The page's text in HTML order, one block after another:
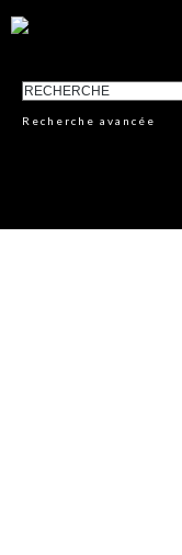
Recherche avancée